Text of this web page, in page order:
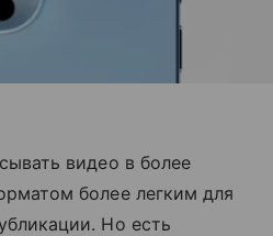
видео в более
более легким для
Но есть